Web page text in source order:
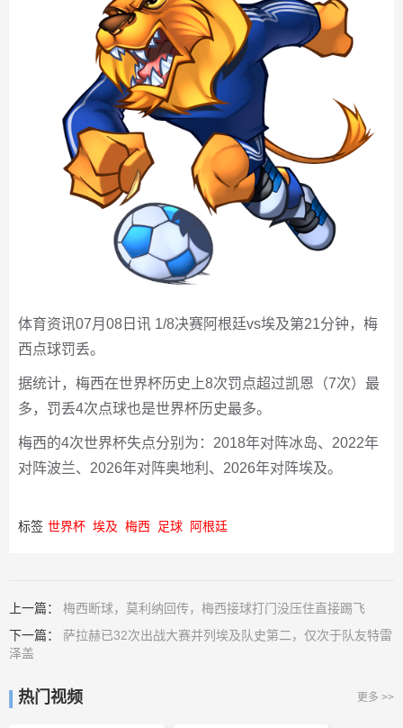
体育资讯07月08日讯 1/8决赛阿根廷vs埃及第21分钟，梅
西点球罚丢。
据统计，梅西在世界杯历史上8次罚点超过凯恩（7次）最
多，罚丢4次点球也是世界杯历史最多。
梅西的4次世界杯失点分别为：2018年对阵冰岛、2022年
对阵波兰、2026年对阵奥地利、2026年对阵埃及。
标签 世界杯 埃及 梅西 足球 阿根廷
上一篇： 梅西断球，莫利纳回传，梅西接球打门没压住直接踢飞
下一篇： 萨拉赫已32次出战大赛并列埃及队史第二，仅次于队友特雷
泽盖
热门视频 更多 >>